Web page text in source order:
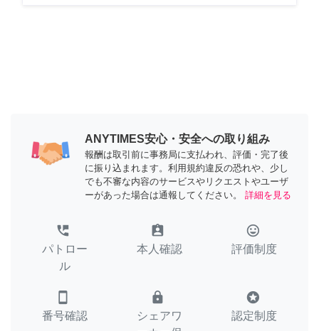
ANYTIMES安心・安全への取り組み
報酬は取引前に事務局に支払われ、評価・完了後
に振り込まれます。利用規約違反の恐れや、少し
でも不審な内容のサービスやリクエストやユーザ
ーがあった場合は通報してください。
詳細を見る
perm_phone_msg
パトロー
ル
assignment_ind
本人確認
tag_faces
評価制度
smartphone
番号確認
lock
シェアワ
stars
認定制度